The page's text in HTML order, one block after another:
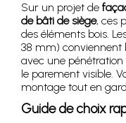
Sur un projet de
de bâti de siège, ces
des éléments bois.
38 mm) conviennent
avec une
le parement visible.
montage tout en
Guide de choix